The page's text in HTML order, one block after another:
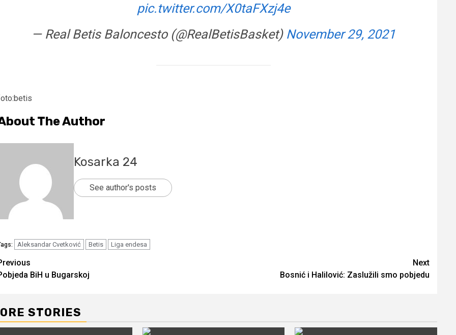
pic.twitter.com/X0taFXzj4e
— Real Betis Baloncesto (@RealBetisBasket) November 29, 2021
The Author
Kosarka 24
See author's posts
Aleksandar Cvetković Betis Liga endesa
BiH u Bugarskoj
Next
Bosnić i Halilović: Zaslužili smo pobjedu
STORIES